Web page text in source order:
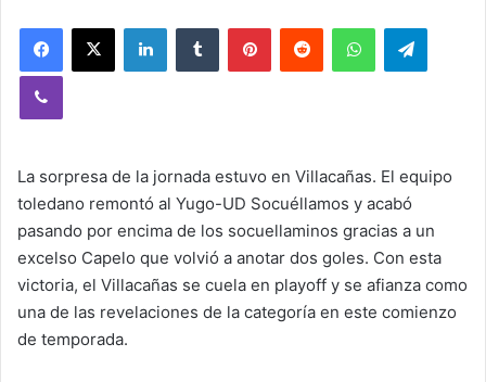
La sorpresa de la jornada estuvo en Villacañas. El equipo
toledano remontó al Yugo-UD Socuéllamos y acabó
pasando por encima de los socuellaminos gracias a un
excelso Capelo que volvió a anotar dos goles. Con esta
victoria, el Villacañas se cuela en playoff y se afianza como
una de las revelaciones de la categoría en este comienzo
de temporada.